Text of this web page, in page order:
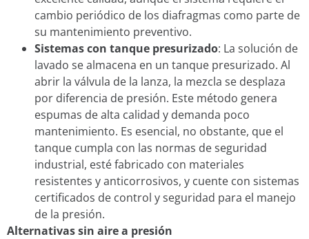
cambio periódico de los diafragmas como parte de
su mantenimiento preventivo.
Sistemas con tanque presurizado: La solución de
lavado se almacena en un tanque presurizado. Al
abrir la válvula de la lanza, la mezcla se desplaza
por diferencia de presión. Este método genera
espumas de alta calidad y demanda poco
mantenimiento. Es esencial, no obstante, que el
tanque cumpla con las normas de seguridad
industrial, esté fabricado con materiales
resistentes y anticorrosivos, y cuente con sistemas
certificados de control y seguridad para el manejo
de la presión.
Alternativas sin aire a presión